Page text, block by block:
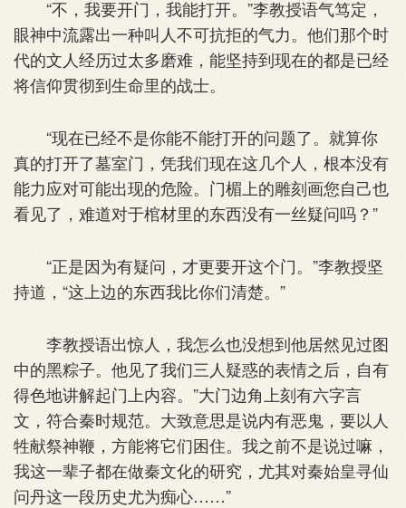
“不，我要开门，我能打开。”李教授语气笃定，
眼神中流露出一种叫人不可抗拒的气力。他们那个时
代的文人经历过太多磨难，能坚持到现在的都是已经
将信仰贯彻到生命里的战士。
“现在已经不是你能不能打开的问题了。就算你
真的打开了墓室门，凭我们现在这几个人，根本没有
能力应对可能出现的危险。门楣上的雕刻画您自己也
看见了，难道对于棺材里的东西没有一丝疑问吗？”
“正是因为有疑问，才更要开这个门。”李教授坚
持道，“这上边的东西我比你们清楚。”
李教授语出惊人，我怎么也没想到他居然见过图
中的黑粽子。他见了我们三人疑惑的表情之后，自有
得色地讲解起门上内容。”大门边角上刻有六字言
文，符合秦时规范。大致意思是说内有恶鬼，要以人
牲献祭神鞭，方能将它们困住。我之前不是说过嘛，
我这一辈子都在做秦文化的研究，尤其对秦始皇寻仙
问丹这一段历史尤为痴心……”